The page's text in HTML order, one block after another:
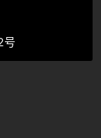
号